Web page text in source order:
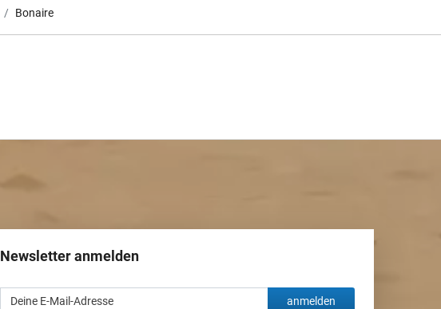
Bonaire
Newsletter anmelden
anmelden